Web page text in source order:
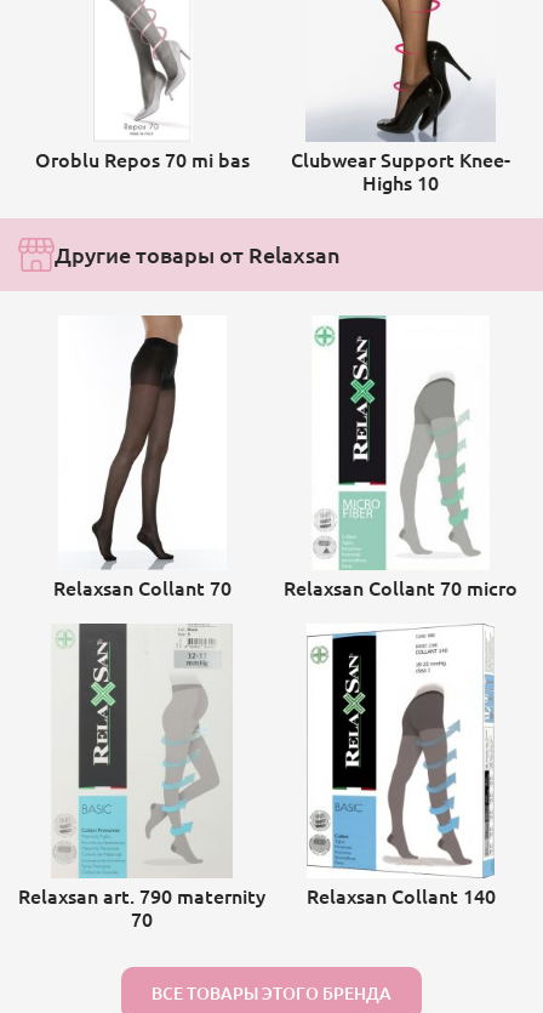
Oroblu Repos 70 mi bas
Clubwear Support Knee-
Highs 10
Другие товары от Relaxsan
Relaxsan Collant 70 Relaxsan Collant 70 micro
Relaxsan art. 790 maternity
70
Relaxsan Collant 140
ВСЕ ТОВАРЫ ЭТОГО БРЕНДА